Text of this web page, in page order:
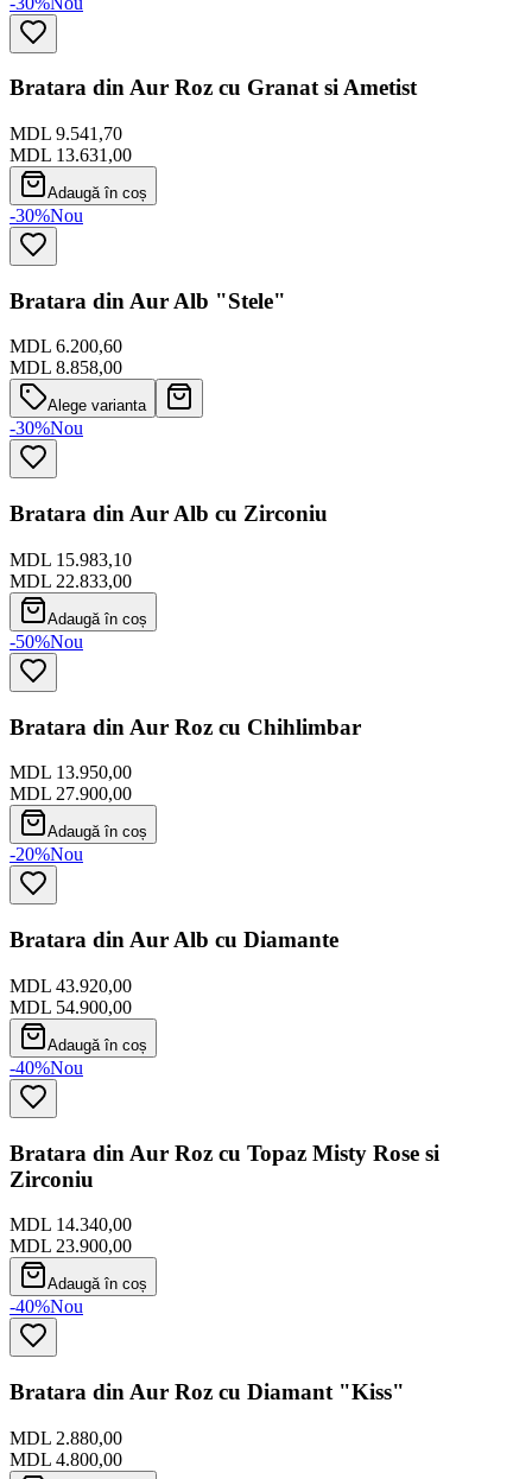
Bratara din Aur Roz cu Granat si Ametist
MDL 9.541,70
MDL 13.631,00
Adaugă în coș
-30%Nou
Bratara din Aur Alb "Stele"
MDL 6.200,60
MDL 8.858,00
Alege varianta
-30%Nou
Bratara din Aur Alb cu Zirconiu
MDL 15.983,10
MDL 22.833,00
Adaugă în coș
-50%Nou
Bratara din Aur Roz cu Chihlimbar
MDL 13.950,00
MDL 27.900,00
Adaugă în coș
-20%Nou
Bratara din Aur Alb cu Diamante
MDL 43.920,00
MDL 54.900,00
Adaugă în coș
-40%Nou
Bratara din Aur Roz cu Topaz Misty Rose si
Zirconiu
MDL 14.340,00
MDL 23.900,00
Adaugă în coș
-40%Nou
Bratara din Aur Roz cu Diamant "Kiss"
MDL 2.880,00
MDL 4.800,00